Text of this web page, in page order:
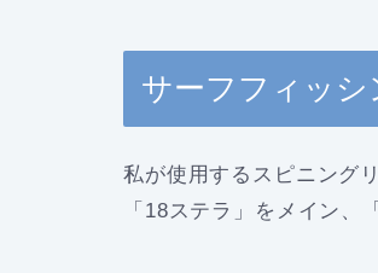
サーフフィッ
私が使用するスピニング
「18ステラ」をメイン、